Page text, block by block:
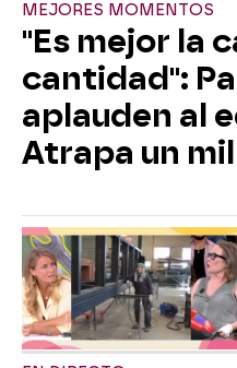
MEJORES MOMENTOS
"Es mejor la
cantidad":
aplauden al
Atrapa un